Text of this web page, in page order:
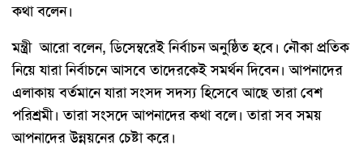
কথা বলেন।
মন্ত্রী আরো বলেন, ডিসেম্বরেই নির্বাচন অনুষ্ঠিত হবে। নৌকা প্রতিক
নিয়ে যারা নির্বাচনে আসবে তাদেরকেই সমর্থন দিবেন। আপনাদের
এলাকায় বর্তমানে যারা সংসদ সদস্য হিসেবে আছে তারা বেশ
পরিশ্রমী। তারা সংসদে আপনাদের কথা বলে। তারা সব সময়
আপনাদের উন্নয়নের চেষ্টা করে।